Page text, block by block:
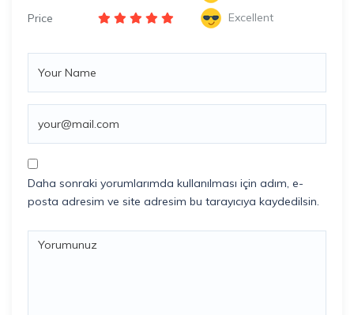
Price
Excellent
Daha sonraki yorumlarımda kullanılması için adım, e-
posta adresim ve site adresim bu tarayıcıya kaydedilsin.